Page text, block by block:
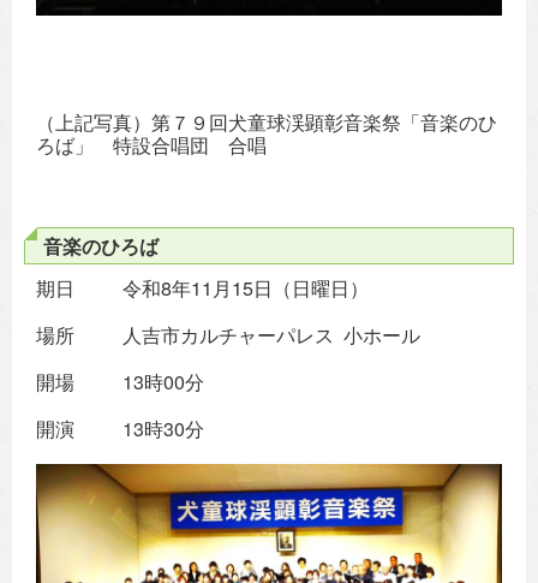
（上記写真）第７９回犬童球渓顕彰音楽祭「音楽のひ
ろば」 特設合唱団 合唱
音楽のひろば
期日 令和8年11月15日（日曜日）
場所 人吉市カルチャーパレス 小ホール
開場 13時00分
開演 13時30分